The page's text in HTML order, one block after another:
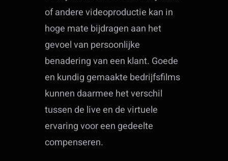
of andere videoproductie kan in
hoge mate bijdragen aan het
gevoel van persoonlijke
benadering van een klant. Goede
en kundig gemaakte bedrijfsfilms
kunnen daarmee het verschil
tussen de live en de virtuele
ervaring voor een gedeelte
compenseren.